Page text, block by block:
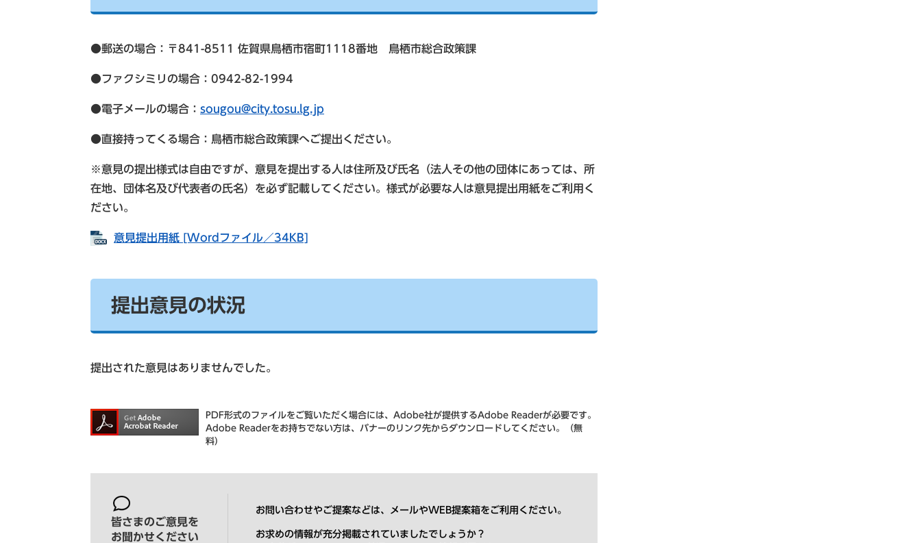
●郵送の場合：〒841-8511 佐賀県鳥栖市宿町1118番地 鳥栖市総合政策課
●ファクシミリの場合：0942-82-1994
●電子メールの場合： sougou@city.tosu.lg.jp
●直接持ってくる場合：鳥栖市総合政策課へご提出ください。
※意見の提出様式は自由ですが、意見を提出する人は住所及び氏名（法人その他の団体にあっては、所
在地、団体名及び代表者の氏名）を必ず記載してください。様式が必要な人は意見提出用紙をご利用く
ださい。
意見提出用紙 [Wordファイル／34KB]
提出意見の状況
提出された意見はありませんでした。
PDF形式のファイルをご覧いただく場合には、Adobe社が提供するAdobe Readerが必要です。
Adobe Readerをお持ちでない方は、バナーのリンク先からダウンロードしてください。（無
料）
皆さまのご意見を
お聞かせください
お問い合わせやご提案などは、メールやWEB提案箱をご利用ください。
お求めの情報が充分掲載されていましたでしょうか？